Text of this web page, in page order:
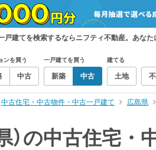
戸建てを検索するならニフティ不動産。あな
ンを買う
中古
一戸建てを買う
新築 中古
建てる
土地
中古住宅・中古物件・中古一戸建て 広島県
）の中古住宅・